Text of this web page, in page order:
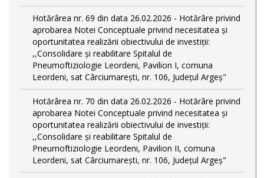
Hotărârea nr. 69 din data 26.02.2026 - Hotărâre privind
aprobarea Notei Conceptuale privind necesitatea și
oportunitatea realizării obiectivului de investiții:
,,Consolidare și reabilitare Spitalul de
Pneumoftiziologie Leordeni, Pavilion I, comuna
Leordeni, sat Cârciumarești, nr. 106, Județul Argeș"
Hotărârea nr. 70 din data 26.02.2026 - Hotărâre privind
aprobarea Notei Conceptuale privind necesitatea și
oportunitatea realizării obiectivului de investiții:
,,Consolidare și reabilitare Spitalul de
Pneumoftiziologie Leordeni, Pavilion II, comuna
Leordeni, sat Cârciumarești, nr. 106, Județul Argeș"